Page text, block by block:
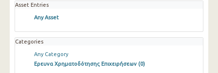
Asset Entries
Any Asset
Categories
Any Category
Ερευνα Χρηματοδότησης Επιχειρήσεων (0)